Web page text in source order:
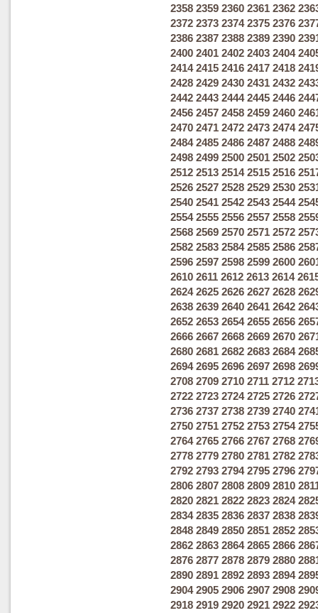
2358 2359 2360 2361 2362
2372 2373 2374 2375 2376
2386 2387 2388 2389 2390
2400 2401 2402 2403 2404
2414 2415 2416 2417 2418
2428 2429 2430 2431 2432
2442 2443 2444 2445 2446
2456 2457 2458 2459 2460
2470 2471 2472 2473 2474
2484 2485 2486 2487 2488
2498 2499 2500 2501 2502
2512 2513 2514 2515 2516
2526 2527 2528 2529 2530
2540 2541 2542 2543 2544
2554 2555 2556 2557 2558
2568 2569 2570 2571 2572
2582 2583 2584 2585 2586
2596 2597 2598 2599 2600
2610 2611 2612 2613 2614
2624 2625 2626 2627 2628
2638 2639 2640 2641 2642
2652 2653 2654 2655 2656
2666 2667 2668 2669 2670
2680 2681 2682 2683 2684
2694 2695 2696 2697 2698
2708 2709 2710 2711 2712
2722 2723 2724 2725 2726
2736 2737 2738 2739 2740
2750 2751 2752 2753 2754
2764 2765 2766 2767 2768
2778 2779 2780 2781 2782
2792 2793 2794 2795 2796
2806 2807 2808 2809 2810
2820 2821 2822 2823 2824
2834 2835 2836 2837 2838
2848 2849 2850 2851 2852
2862 2863 2864 2865 2866
2876 2877 2878 2879 2880
2890 2891 2892 2893 2894
2904 2905 2906 2907 2908
2918 2919 2920 2921 2922